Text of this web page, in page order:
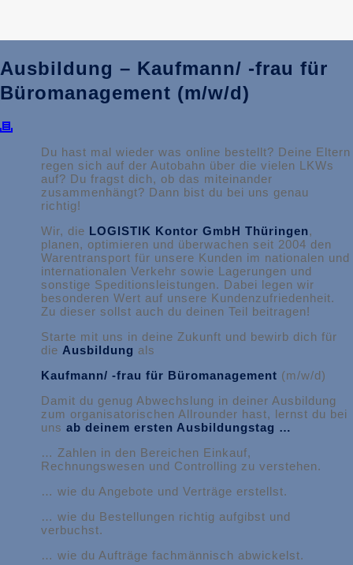
Ausbildung – Kaufmann/ -frau für
Büromanagement (m/w/d)
Du hast mal wieder was online bestellt? Deine Eltern
regen sich auf der Autobahn über die vielen LKWs
auf? Du fragst dich, ob das miteinander
zusammenhängt? Dann bist du bei uns genau
richtig!
Wir, die LOGISTIK Kontor GmbH Thüringen,
planen, optimieren und überwachen seit 2004 den
Warentransport für unsere Kunden im nationalen und
internationalen Verkehr sowie Lagerungen und
sonstige Speditionsleistungen. Dabei legen wir
besonderen Wert auf unsere Kundenzufriedenheit.
Zu dieser sollst auch du deinen Teil beitragen!
Starte mit uns in deine Zukunft und bewirb dich für
die Ausbildung als
Kaufmann/ -frau für Büromanagement (m/w/d)
Damit du genug Abwechslung in deiner Ausbildung
zum organisatorischen Allrounder hast, lernst du bei
uns ab deinem ersten Ausbildungstag …
… Zahlen in den Bereichen Einkauf,
Rechnungswesen und Controlling zu verstehen.
… wie du Angebote und Verträge erstellst.
… wie du Bestellungen richtig aufgibst und
verbuchst.
… wie du Aufträge fachmännisch abwickelst.